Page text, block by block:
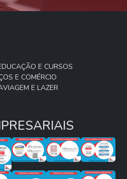
E CURSOS
E COMÉRCIO
VIAGEM E LAZER